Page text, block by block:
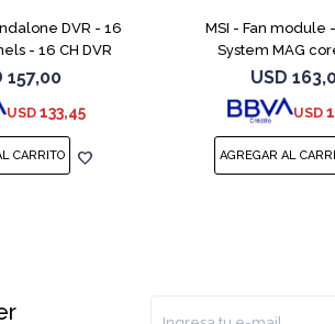
DVR - 16
- 16 CH DVR
157,00
USD 133,45
MSI - Fan module
System MAG
USD
USD